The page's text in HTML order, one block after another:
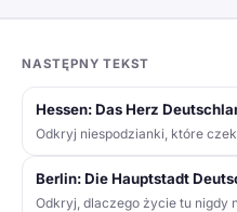
NASTĘPNY TEKST
Hessen: Das Herz
Odkryj niespodzianki, które
Berlin: Die Hauptstadt
Odkryj, dlaczego życie tu nigdy